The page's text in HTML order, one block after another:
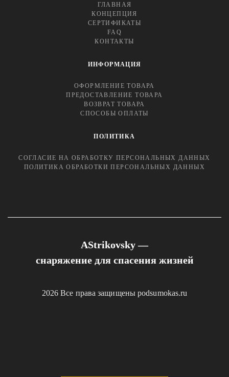
ГЛАВНАЯ
КОНЦЕПЦИЯ
СЕРТИФИКАТЫ
FAQ
КОНТАКТЫ
ИНФОРМАЦИЯ
ОФОРМЛЕНИЕ ТОВАРА
ПРЕДОСТАВЛЕНИЕ ТОВАРА
ВОЗВРАТ ТОВАРА
СПОСОБЫ ОПЛАТЫ
ПОЛИТИКА
СОГЛАСИЕ НА ОБРАБОТКУ ПЕРСОНАЛЬНЫХ ДАННЫХ
ПОЛИТИКА ОБРАБОТКИ ПЕРСОНАЛЬНЫХ ДАННЫХ
AStrikovsky —
снаряжение для спасения жизней
2026 Все права защищены podsumokas.ru